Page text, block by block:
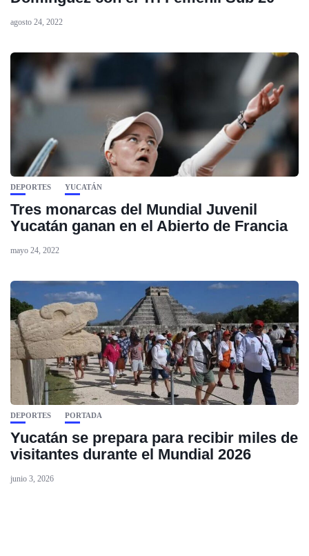
agosto 24, 2022
DEPORTES YUCATÁN
Tres monarcas del Mundial Juvenil
Yucatán ganan en el Abierto de Francia
mayo 24, 2022
DEPORTES PORTADA
Yucatán se prepara para recibir miles de
visitantes durante el Mundial 2026
junio 3, 2026